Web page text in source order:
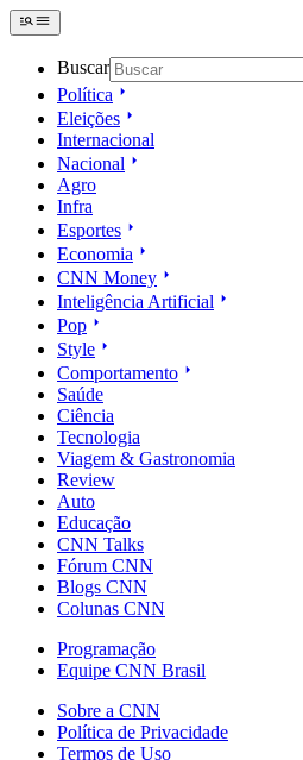
Buscar
Política
Eleições
Internacional
Nacional
Agro
Infra
Esportes
Economia
CNN Money
Inteligência Artificial
Pop
Style
Comportamento
Saúde
Ciência
Tecnologia
Viagem & Gastronomia
Review
Auto
Educação
CNN Talks
Fórum CNN
Blogs CNN
Colunas CNN
Programação
Equipe CNN Brasil
Sobre a CNN
Política de Privacidade
Termos de Uso